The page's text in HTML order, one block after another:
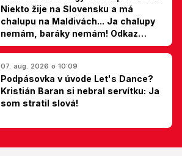
Niekto žije na Slovensku a má
chalupu na Maldivách... Ja chalupy
nemám, baráky nemám! Odkaz
Slovákom
07. aug. 2026 o 10:09
Podpásovka v úvode Let's Dance?
Kristián Baran si nebral servítku: Ja
som stratil slová!